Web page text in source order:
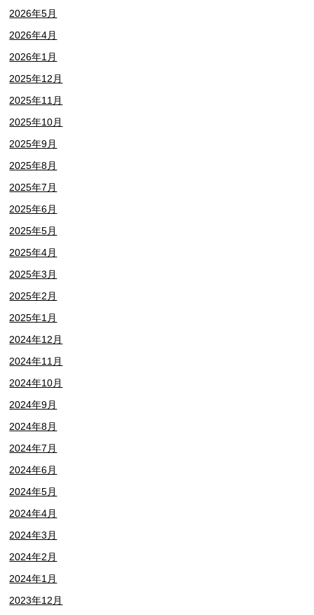
2026年5月
2026年4月
2026年1月
2025年12月
2025年11月
2025年10月
2025年9月
2025年8月
2025年7月
2025年6月
2025年5月
2025年4月
2025年3月
2025年2月
2025年1月
2024年12月
2024年11月
2024年10月
2024年9月
2024年8月
2024年7月
2024年6月
2024年5月
2024年4月
2024年3月
2024年2月
2024年1月
2023年12月